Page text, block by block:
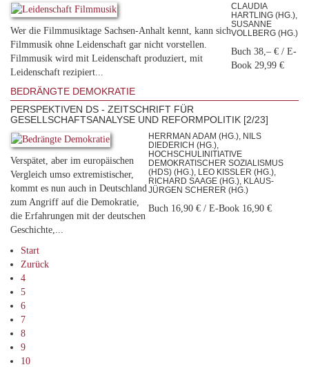
Wer die Filmmusiktage Sachsen-Anhalt kennt, kann sich
Filmmusik ohne Leidenschaft gar nicht vorstellen.
Filmmusik wird mit Leidenschaft produziert, mit
Leidenschaft rezipiert...
CLAUDIA
HARTLING (HG.),
SUSANNE
VOLLBERG (HG.)
Buch 38,– € / E-
Book 29,99 €
BEDRÄNGTE DEMOKRATIE
PERSPEKTIVEN DS - ZEITSCHRIFT FÜR
GESELLSCHAFTSANALYSE UND REFORMPOLITIK [2/23]
Verspätet, aber im europäischen
Vergleich umso extremistischer,
kommt es nun auch in Deutschland
zum Angriff auf die Demokratie,
die Erfahrungen mit der deutschen
Geschichte,...
HERRMAN ADAM (HG.), NILS
DIEDERICH (HG.),
HOCHSCHULINITIATIVE
DEMOKRATISCHER SOZIALISMUS
(HDS) (HG.), LEO KISSLER (HG.), R
ICHARD SAAGE (HG.), KLAUS-J
ÜRGEN SCHERER (HG.)
Buch 16,90 € / E-Book 16,90 €
Start
Zurück
4
5
6
7
8
9
10